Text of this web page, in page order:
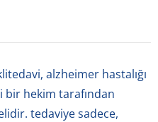
alzheimer hastalığı
hekim tarafından
tedaviye sadece,